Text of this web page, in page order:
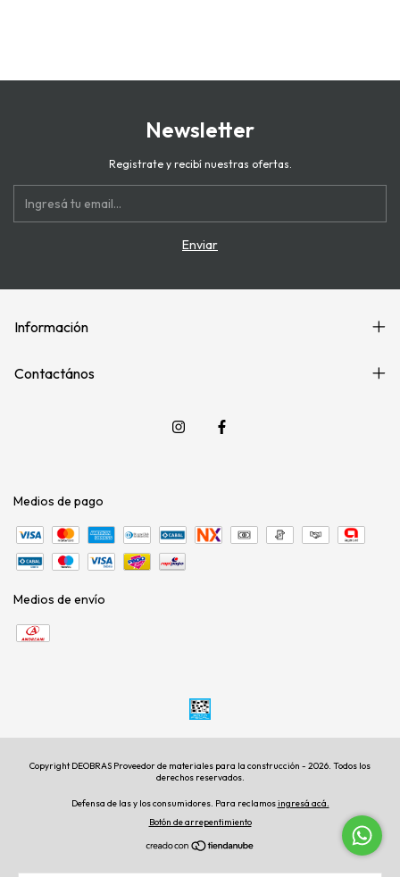
Newsletter
Registrate y recibí nuestras ofertas.
Información
Contactános
Medios de pago
Medios de envío
Copyright DEOBRAS Proveedor de materiales para la construcción - 2026. Todos los
derechos reservados.
Defensa de las y los consumidores. Para reclamosingresá acá.
Botón de arrepentimiento